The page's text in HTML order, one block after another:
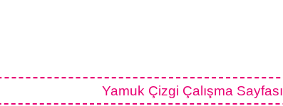
Yamuk Çizgi Çalışma Sayfası